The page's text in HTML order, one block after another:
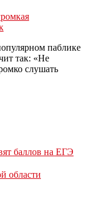
паблике
так: «Не
слушать
баллов на ЕГЭ
области